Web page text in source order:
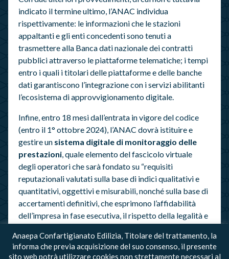
indicato il termine ultimo, l’ANAC individua
rispettivamente: le informazioni che le stazioni
appaltanti e gli enti concedenti sono tenuti a
trasmettere alla Banca dati nazionale dei contratti
pubblici attraverso le piattaforme telematiche; i tempi
entro i quali i titolari delle piattaforme e delle banche
dati garantiscono l’integrazione con i servizi abilitanti
l’ecosistema di approvvigionamento digitale.
Infine, entro 18 mesi dall’entrata in vigore del codice
(entro il 1° ottobre 2024), l’ANAC dovrà istituire e
gestire un sistema digitale di monitoraggio delle
prestazioni, quale elemento del fascicolo virtuale
degli operatori che sarà fondato su “requisiti
reputazionali valutati sulla base di indici qualitativi e
quantitativi, oggettivi e misurabili, nonché sulla base di
accertamenti definitivi, che esprimono l’affidabilità
dell’impresa in fase esecutiva, il rispetto della legalità e
Testo Nuovo Codice Appalti DECRETO LEGISLATIVO
Anaepa Confartigianato Edilizia, Titolare del trattamento, la
informa che previa acquisizione del suo consenso, il presente
sito web potrà utilizzare cookies non strettamente necessari al